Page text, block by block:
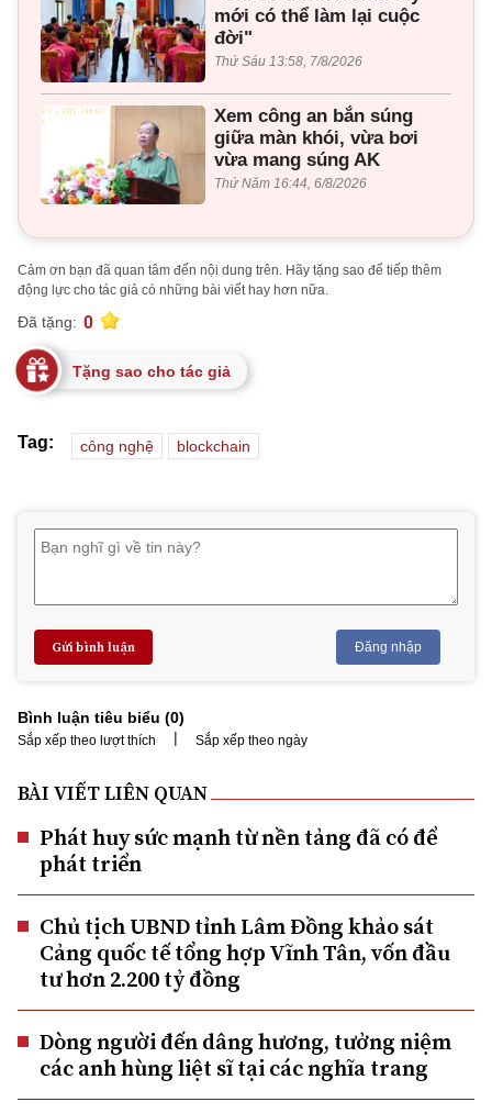
mới có thể làm lại cuộc
đời"
Thứ Sáu 13:58, 7/8/2026
Xem công an bắn súng
giữa màn khói, vừa bơi
vừa mang súng AK
Thứ Năm 16:44, 6/8/2026
Cảm ơn bạn đã quan tâm đến nội dung trên. Hãy tặng sao để tiếp thêm
động lực cho tác giả có những bài viết hay hơn nữa.
Đã tặng: 0
Tặng sao cho tác giả
Tag: công nghệ blockchain
Gửi bình luận Đăng nhập
Bình luận tiêu biểu (0)
Sắp xếp theo lượt thích | Sắp xếp theo ngày
BÀI VIẾT LIÊN QUAN
Phát huy sức mạnh từ nền tảng đã có để
phát triển
Chủ tịch UBND tỉnh Lâm Đồng khảo sát
Cảng quốc tế tổng hợp Vĩnh Tân, vốn đầu
tư hơn 2.200 tỷ đồng
Dòng người đến dâng hương, tưởng niệm
các anh hùng liệt sĩ tại các nghĩa trang